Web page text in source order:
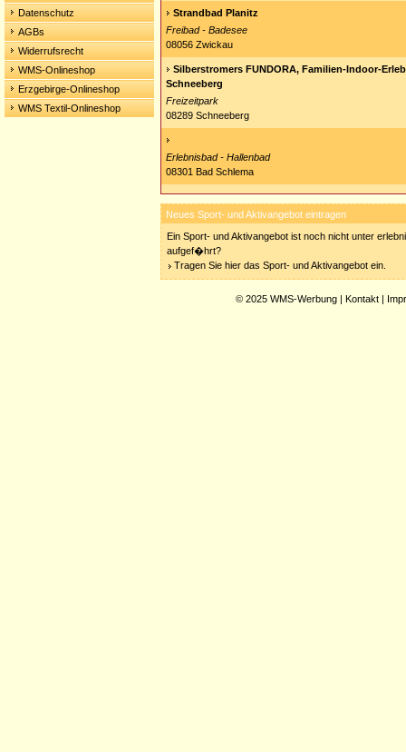
Datenschutz
AGBs
Widerrufsrecht
WMS-Onlineshop
Erzgebirge-Onlineshop
WMS Textil-Onlineshop
Strandbad Planitz
Freibad - Badesee
08056 Zwickau
Silberstromers FUNDORA, Familien-Indoor-
Schneeberg
Freizeitpark
08289 Schneeberg
Erlebnisbad - Hallenbad
08301 Bad Schlema
Neues Sport- und Aktivangebot eintragen
Ein Sport- und Aktivangebot ist noch nicht unter
aufgef�hrt?
Tragen Sie hier das Sport- und Aktivangebot ein.
© 2025 WMS-Werbung | Kontakt |